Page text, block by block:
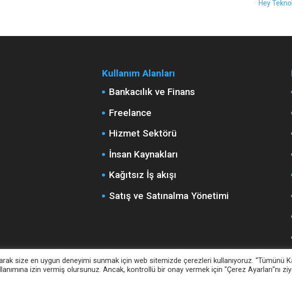
Hey
Kullanım Alanları
Bankacılık ve Finans
Freelance
Hizmet Sektörü
İnsan Kaynakları
Kağıtsız İş akışı
Satış ve Satınalma Yönetimi
size en uygun deneyimi sunmak için web sitemizde çerezleri kullanıyoruz. “Tümünü
izin vermiş olursunuz. Ancak, kontrollü bir onay vermek için "Çerez Ayarları"nı